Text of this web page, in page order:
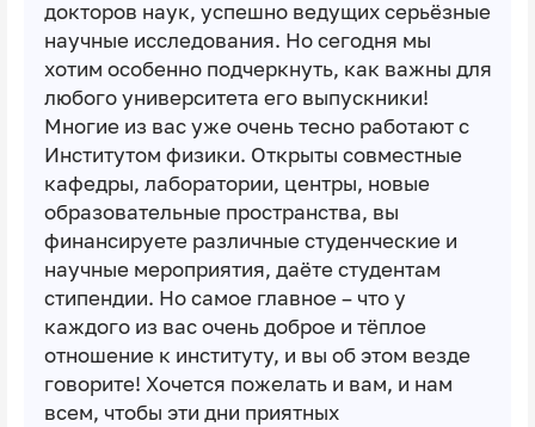
докторов наук, успешно ведущих серьёзные
научные исследования. Но сегодня мы
хотим особенно подчеркнуть, как важны для
любого университета его выпускники!
Многие из вас уже очень тесно работают с
Институтом физики. Открыты совместные
кафедры, лаборатории, центры, новые
образовательные пространства, вы
финансируете различные студенческие и
научные мероприятия, даёте студентам
стипендии. Но самое главное – что у
каждого из вас очень доброе и тёплое
отношение к институту, и вы об этом везде
говорите! Хочется пожелать и вам, и нам
всем, чтобы эти дни приятных